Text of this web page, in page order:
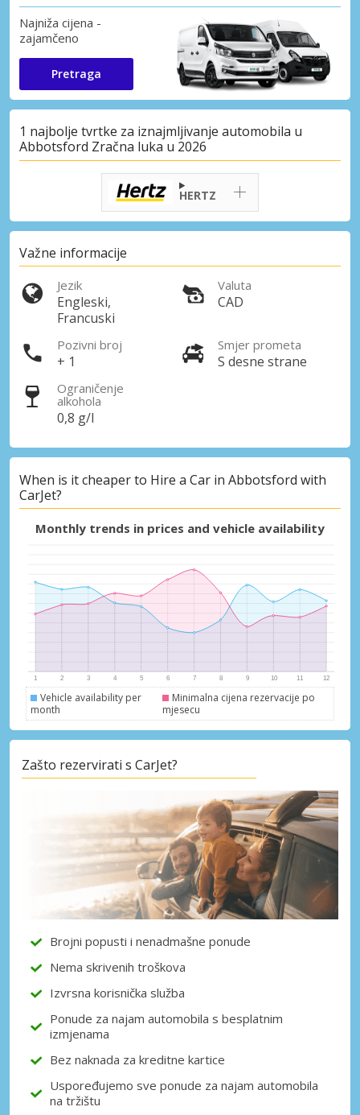
Posebni popusti
Pristupite ekskluzivnim ponudama naših
dobavljača
Prijava putem eLinka
Najniža cijena -
zajamčeno
Pretraga
1 najbolje tvrtke za iznajmljivanje automobila u
Abbotsford Zračna luka u 2026
HERTZ
Važne informacije
Jezik
Engleski,
Francuski
Valuta
CAD
Pozivni broj
+ 1
Smjer prometa
S desne strane
Ograničenje
alkohola
0,8 g/l
When is it cheaper to Hire a Car in Abbotsford with
CarJet?
Monthly trends in prices and vehicle availability
Vehicle availability per
month
Minimalna cijena rezervacije po
mjesecu
Zašto rezervirati s CarJet?
Brojni popusti i nenadmašne ponude
Nema skrivenih troškova
Izvrsna korisnička služba
Ponude za najam automobila s besplatnim
izmjenama
Bez naknada za kreditne kartice
Uspoređujemo sve ponude za najam automobila
na tržištu